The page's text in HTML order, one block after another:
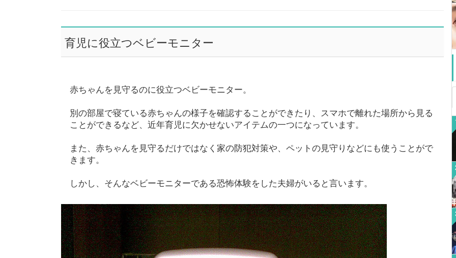
育児に役立つベビーモニター
赤ちゃんを見守るのに役立つベビーモニター。
別の部屋で寝ている赤ちゃんの様子を確認することができたり、スマホで離れた場所から見る
ことができるなど、近年育児に欠かせないアイテムの一つになっています。
また、赤ちゃんを見守るだけではなく家の防犯対策や、ペットの見守りなどにも使うことがで
きます。
しかし、そんなベビーモニターである恐怖体験をした夫婦がいると言います。